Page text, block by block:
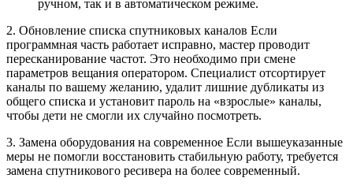
ручном, так и в автоматическом режиме.
2. Обновление списка спутниковых каналов Если
программная часть работает исправно, мастер проводит
пересканирование частот. Это необходимо при смене
параметров вещания оператором. Специалист отсортирует
каналы по вашему желанию, удалит лишние дубликаты из
общего списка и установит пароль на «взрослые» каналы,
чтобы дети не смогли их случайно посмотреть.
3. Замена оборудования на современное Если вышеуказанные
меры не помогли восстановить стабильную работу, требуется
замена спутникового ресивера на более современный.